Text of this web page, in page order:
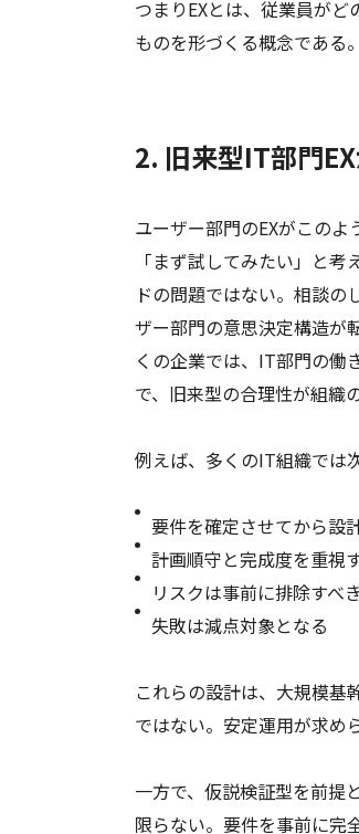
つまりEXとは、従業員が
ものを形づくる概念である。
2. 旧来型IT部門
ユーザー部門のEXがこの
「まず試してみたい」と
ドの問題ではない。相談
ザー部門の意思決定構造が
くの企業では、IT部門の働
で、旧来型の合理性が組織
例えば、多くのIT組織では
要件を確定させてから設
計画順守と完成度を重視
リスクは事前に排除すべ
失敗は減点対象となる
これらの設計は、大規模基
ではない。安定運用が求め
一方で、仮説検証型を前提
限らない。要件を事前に完